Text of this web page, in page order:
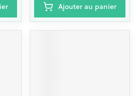
Ajouter au panier